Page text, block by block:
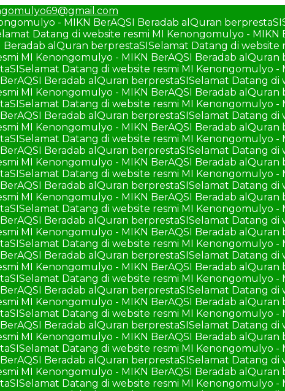
- MIKN BerAQSI Beradab alQuran berprestaSI
Datang di website resmi MI Kenongomulyo - MIKN
alQuran berprestaSISelamat Datang di website
MI Kenongomulyo - MIKN BerAQSI Beradab alQuran
Selamat Datang di website resmi MI Kenongomulyo -
Beradab alQuran berprestaSISelamat Datang di
MI Kenongomulyo - MIKN BerAQSI Beradab alQuran
Selamat Datang di website resmi MI Kenongomulyo -
Beradab alQuran berprestaSISelamat Datang di
MI Kenongomulyo - MIKN BerAQSI Beradab alQuran
Selamat Datang di website resmi MI Kenongomulyo -
Beradab alQuran berprestaSISelamat Datang di
MI Kenongomulyo - MIKN BerAQSI Beradab alQuran
Selamat Datang di website resmi MI Kenongomulyo -
Beradab alQuran berprestaSISelamat Datang di
MI Kenongomulyo - MIKN BerAQSI Beradab alQuran
Selamat Datang di website resmi MI Kenongomulyo -
Beradab alQuran berprestaSISelamat Datang di
MI Kenongomulyo - MIKN BerAQSI Beradab alQuran
Selamat Datang di website resmi MI Kenongomulyo -
Beradab alQuran berprestaSISelamat Datang di
MI Kenongomulyo - MIKN BerAQSI Beradab alQuran
Selamat Datang di website resmi MI Kenongomulyo -
Beradab alQuran berprestaSISelamat Datang di
MI Kenongomulyo - MIKN BerAQSI Beradab alQuran
Selamat Datang di website resmi MI Kenongomulyo -
Beradab alQuran berprestaSISelamat Datang di
MI Kenongomulyo - MIKN BerAQSI Beradab alQuran
Selamat Datang di website resmi MI Kenongomulyo -
Beradab alQuran berprestaSISelamat Datang di
MI Kenongomulyo - MIKN BerAQSI Beradab alQuran
Selamat Datang di website resmi MI Kenongomulyo -